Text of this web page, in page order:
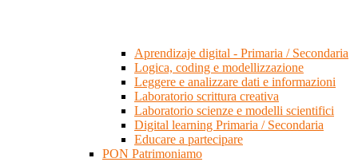
Aprendizaje digital - Primaria / Secondaria
Logica, coding e modellizzazione
Leggere e analizzare dati e informazioni
Laboratorio scrittura creativa
Laboratorio scienze e modelli scientifici
Digital learning Primaria / Secondaria
Educare a partecipare
PON Patrimoniamo